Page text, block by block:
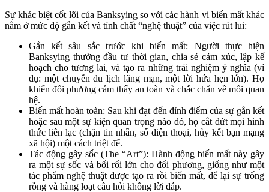
Sự khác biệt cốt lõi của Banksying so với các hành vi biến mất khác
nằm ở mức độ gắn kết và tính chất “nghệ thuật” của việc rút lui:
Gắn kết sâu sắc trước khi biến mất: Người thực hiện
Banksying thường đầu tư thời gian, chia sẻ cảm xúc, lập kế
hoạch cho tương lai, và tạo ra những trải nghiệm ý nghĩa (ví
dụ: một chuyến du lịch lãng mạn, một lời hứa hẹn lớn). Họ
khiến đối phương cảm thấy an toàn và chắc chắn về mối quan
hệ.
Biến mất hoàn toàn: Sau khi đạt đến đỉnh điểm của sự gắn kết
hoặc sau một sự kiện quan trọng nào đó, họ cắt đứt mọi hình
thức liên lạc (chặn tin nhắn, số điện thoại, hủy kết bạn mạng
xã hội) một cách triệt để.
Tác động gây sốc (The “Art”): Hành động biến mất này gây
ra một sự sốc và bối rối lớn cho đối phương, giống như một
tác phẩm nghệ thuật được tạo ra rồi biến mất, để lại sự trống
rỗng và hàng loạt câu hỏi không lời đáp.